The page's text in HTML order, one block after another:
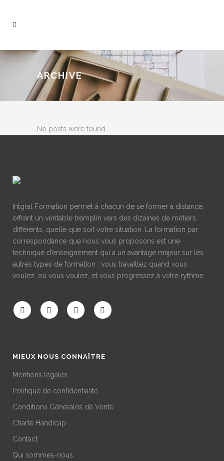
ARCHIVE
No posts were found.
Intgral Formation permet à chacun de se former à distance,
offrant un véritable tremplin vers des dizaines de métiers
différents, quelle que soit votre situation. La formation par
correspondance que nous vous proposons est une
technique d’enseignement qui a un avantage majeur sur les
autres types de formation : vous travaillez quand vous
voulez, où vous voulez, et vous progressez à votre rythme.
MIEUX NOUS CONNAÎTRE
Mentions légales
Politique de confidentialité
Conditions Générales de Vente
Charte Handicap
Contact
Qui sommes-nous